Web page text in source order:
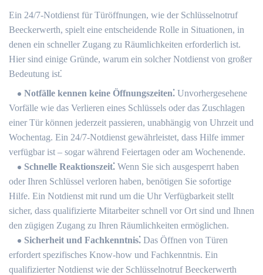
Ein 24/7-Notdienst für Türöffnungen, wie der Schlüsselnotruf
Beeckerwerth, spielt eine entscheidende Rolle in Situationen, in
denen ein schneller Zugang zu Räumlichkeiten erforderlich ist.​
Hier sind einige Gründe, warum ein solcher Notdienst von großer
Bedeutung ist⁚
Notfälle kennen keine Öffnungszeiten⁚ Unvorhergesehene
Vorfälle wie das Verlieren eines Schlüssels oder das Zuschlagen
einer Tür können jederzeit passieren, unabhängig von Uhrzeit und
Wochentag.​ Ein 24/7-Notdienst gewährleistet, dass Hilfe immer
verfügbar ist – sogar während Feiertagen oder am Wochenende.
Schnelle Reaktionszeit⁚ Wenn Sie sich ausgesperrt haben
oder Ihren Schlüssel verloren haben, benötigen Sie sofortige
Hilfe.​ Ein Notdienst mit rund um die Uhr Verfügbarkeit stellt
sicher, dass qualifizierte Mitarbeiter schnell vor Ort sind und Ihnen
den zügigen Zugang zu Ihren Räumlichkeiten ermöglichen.​
Sicherheit und Fachkenntnis⁚ Das Öffnen von Türen
erfordert spezifisches Know-how und Fachkenntnis.​ Ein
qualifizierter Notdienst wie der Schlüsselnotruf Beeckerwerth